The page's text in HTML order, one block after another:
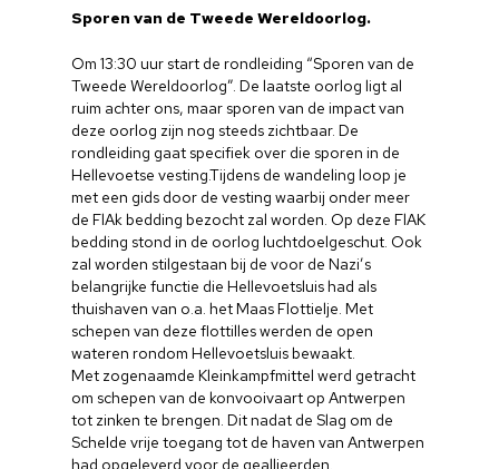
Sporen van de Tweede Wereldoorlog.
Om 13:30 uur start de rondleiding “Sporen van de
Tweede Wereldoorlog”. De laatste oorlog ligt al
ruim achter ons, maar sporen van de impact van
deze oorlog zijn nog steeds zichtbaar. De
rondleiding gaat specifiek over die sporen in de
Hellevoetse vesting.Tijdens de wandeling loop je
met een gids door de vesting waarbij onder meer
de FlAk bedding bezocht zal worden. Op deze FlAK
bedding stond in de oorlog luchtdoelgeschut. Ook
zal worden stilgestaan bij de voor de Nazi’s
belangrijke functie die Hellevoetsluis had als
thuishaven van o.a. het Maas Flottielje. Met
schepen van deze flottilles werden de open
wateren rondom Hellevoetsluis bewaakt.
Met zogenaamde Kleinkampfmittel werd getracht
om schepen van de konvooivaart op Antwerpen
tot zinken te brengen. Dit nadat de Slag om de
Schelde vrije toegang tot de haven van Antwerpen
had opgeleverd voor de geallieerden.